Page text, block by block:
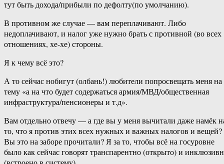
тут быть дохода/прибыли по дефолту(по умолчанию).
В противном же случае — вам переплачивают. Либо
недоплачивают, и налог уже нужно брать с противной (во всех
отношениях, хе-хе) стороны.
Я к чему всё это?
А то сейчас нобигут (олбань!) любители попросвещать меня на
тему «а на что будет содержаться армия/МВД/общественная
инфраструктура/пенсионеры и т.д».
Вам отдельно отвечу — а где вы у меня вычитали даже намёк
то, что я против этих всех нужных и важных налогов и вещей?
Вы это на заборе прочитали? Я за то, чтобы всё на госуровне
было как сейчас говорят транспарентно (открыто) и